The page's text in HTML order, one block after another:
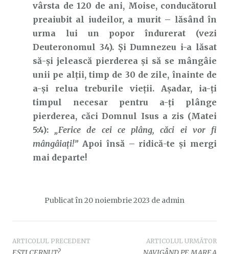
vârsta de 120 de ani, Moise, conducătorul
preaiubit al iudeilor, a murit – lăsând în
urma lui un popor îndurerat (vezi
Deuteronomul 34). Și Dumnezeu i-a lăsat
să-și jelească pierderea și să se mângâie
unii pe alții, timp de 30 de zile, înainte de
a-și relua treburile vieții. Așadar, ia-ți
timpul necesar pentru a-ți plânge
pierderea, căci Domnul Isus a zis (Matei
5:4): „Ferice de cei ce plâng, căci ei vor fi
mângâiaţi!” Apoi însă – ridică-te și mergi
mai departe!
Publicat în 20 noiembrie 2023 de admin
Navigare
ARTICOLUL PRECEDENT ARTICOLUL URMĂTOR